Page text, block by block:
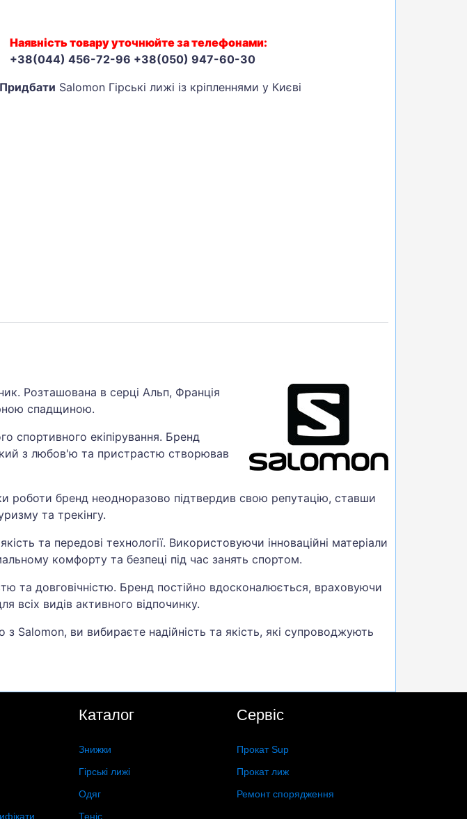
Наявність товару уточнюйте за телефонами:
+38(044) 456-72-96 +38(050) 947-60-30
Придбати Salomon Гірські лижі із кріпленнями у Києві
Розташована в серці Альп, Франція
спадщиною.
спортивного екіпірування. Бренд
з любов'ю та пристрастю створював
роботи бренд неодноразово підтвердив свою репутацію, ставши
та трекінгу.
та передові технології. Використовуючи інноваційні матеріали
комфорту та безпеці під час занять спортом.
та довговічністю. Бренд постійно вдосконалюється, враховуючи
всіх видів активного відпочинку.
Salomon, ви вибираєте надійність та якість, які супроводжують
Каталог
Знижки
Гірські лижі
Одяг
Теніс
Сервіс
Прокат Sup
Прокат лиж
Ремонт спорядження